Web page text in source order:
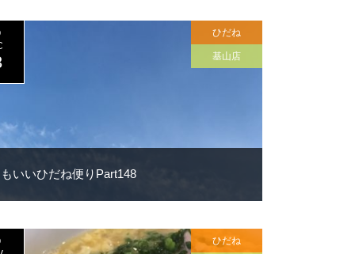
いいひだね便りPart148
ひだね
基山店
ひだね